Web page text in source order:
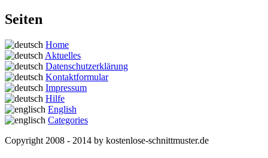
Seiten
Home
Aktuelles
Datenschutzerklärung
Kontaktformular
Impressum
Hilfe
English
Categories
Copyright 2008 - 2014 by kostenlose-schnittmuster.de